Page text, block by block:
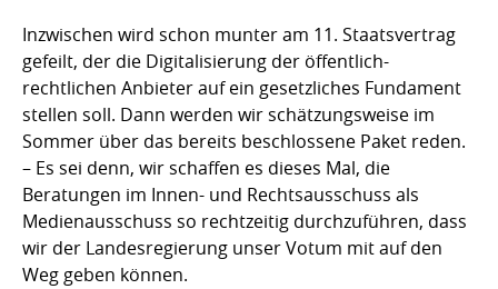
Inzwischen wird schon munter am 11. Staatsvertrag
gefeilt, der die Digitalisierung der öffentlich-
rechtlichen Anbieter auf ein gesetzliches Fundament
stellen soll. Dann werden wir schätzungsweise im
Sommer über das bereits beschlossene Paket reden.
– Es sei denn, wir schaffen es dieses Mal, die
Beratungen im Innen- und Rechtsausschuss als
Medienausschuss so rechtzeitig durchzuführen, dass
wir der Landesregierung unser Votum mit auf den
Weg geben können.